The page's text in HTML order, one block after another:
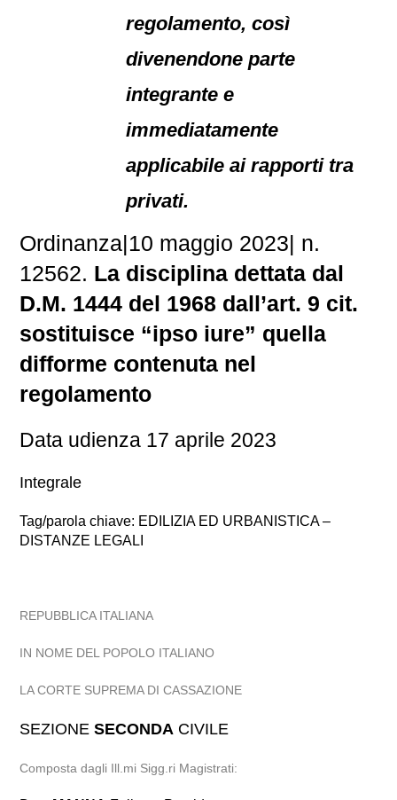
regolamento, così
divenendone parte
integrante e
immediatamente
applicabile ai rapporti tra
privati.
Ordinanza|10 maggio 2023| n.
12562. La disciplina dettata dal
D.M. 1444 del 1968 dall’art. 9 cit.
sostituisce “ipso iure” quella
difforme contenuta nel
regolamento
Data udienza 17 aprile 2023
Integrale
Tag/parola chiave: EDILIZIA ED URBANISTICA –
DISTANZE LEGALI
REPUBBLICA ITALIANA
IN NOME DEL POPOLO ITALIANO
LA CORTE SUPREMA DI CASSAZIONE
SEZIONESECONDA CIVILE
Composta dagli Ill.mi Sigg.ri Magistrati: